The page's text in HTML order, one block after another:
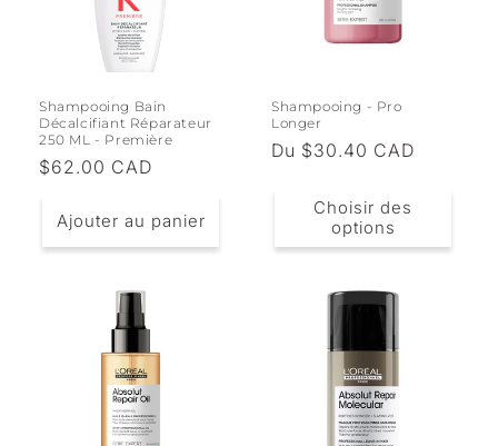
Shampooing Bain
Décalcifiant Réparateur
250 ML - Première
Prix
$62.00 CAD
Ajouter au panier
Shampooing - Pro
Longer
Prix
Du $30.40 CAD
Choisir des
options